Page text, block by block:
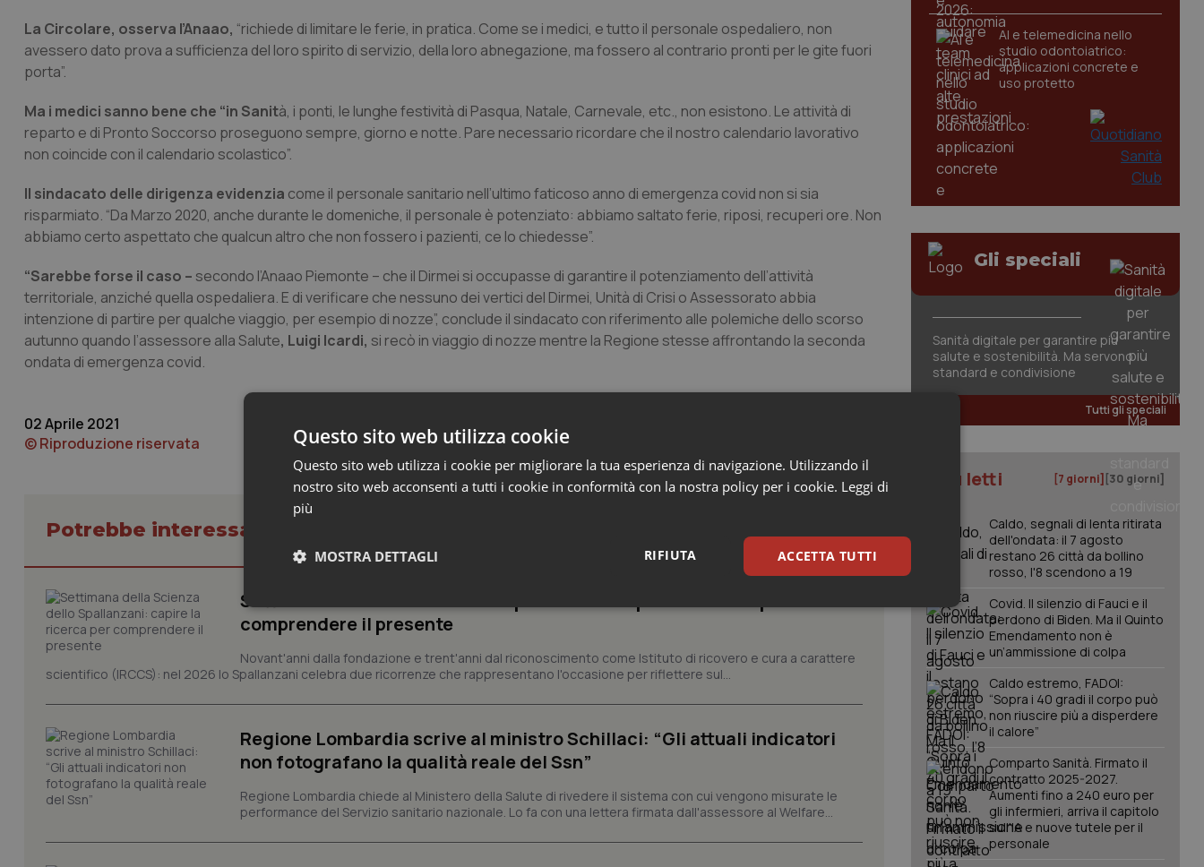
La Circolare, osserva l’Anaao, “richiede di limitare le ferie, in pratica. Come se i medici, e tutto il personale ospedaliero, non
avessero dato prova a sufficienza del loro spirito di servizio, della loro abnegazione, ma fossero al contrario pronti per le gite fuori
porta”.
Ma i medici sanno bene che “in Sanità, i ponti, le lunghe festività di Pasqua, Natale, Carnevale, etc., non esistono. Le attività di
reparto e di Pronto Soccorso proseguono sempre, giorno e notte. Pare necessario ricordare che il nostro calendario lavorativo
non coincide con il calendario scolastico”.
Il sindacato delle dirigenza evidenzia come il personale sanitario nell’ultimo faticoso anno di emergenza covid non si sia
risparmiato. “Da Marzo 2020, anche durante le domeniche, il personale è potenziato: abbiamo saltato ferie, riposi, recuperi ore. Non
abbiamo certo aspettato che qualcun altro che non fossero i pazienti, ce lo chiedesse”.
“Sarebbe forse il caso – secondo l’Anaao Piemonte – che il Dirmei si occupasse di garantire il potenziamento dell’attività
territoriale, anziché quella ospedaliera. E di verificare che nessuno dei vertici del Dirmei, Unità di Crisi o Assessorato abbia
intenzione di partire per qualche viaggio, per esempio di nozze”, conclude il sindacato con riferimento alle polemiche dello scorso
autunno quando l’assessore alla Salute, Luigi Icardi, si recò in viaggio di nozze mentre la Regione stesse affrontando la seconda
ondata di emergenza covid.
02 Aprile 2021
© Riproduzione riservata
Potrebbe interessarti in Piemonte
Settimana della Scienza dello Spallanzani: capire la ricerca per
comprendere il presente
Novant'anni dalla fondazione e trent'anni dal riconoscimento come Istituto di ricovero e cura a carattere
scientifico (IRCCS): nel 2026 lo Spallanzani celebra due ricorrenze che rappresentano l'occasione per riflettere sul...
Regione Lombardia scrive al ministro Schillaci: “Gli attuali indicatori
non fotografano la qualità reale del Ssn”
Regione Lombardia chiede al Ministero della Salute di rivedere il sistema con cui vengono misurate le
performance del Servizio sanitario nazionale. Lo fa con una lettera firmata dall'assessore al Welfare...
AI e telemedicina nello
studio odontoiatrico:
applicazioni concrete e
uso protetto
Gli speciali
Sanità digitale per garantire più
salute e sostenibilità. Ma servono
standard e condivisione
Tutti gli speciali
I più letti [7 giorni] [30 giorni]
Caldo, segnali di lenta ritirata
dell'ondata: il 7 agosto
restano 26 città da bollino
rosso, l'8 scendono a 19
Covid. Il silenzio di Fauci e il
perdono di Biden. Ma il Quinto
Emendamento non è
un’ammissione di colpa
Caldo estremo, FADOI:
“Sopra i 40 gradi il corpo può
non riuscire più a disperdere
il calore”
Comparto Sanità. Firmato il
contratto 2025-2027.
Aumenti fino a 240 euro per
gli infermieri, arriva il capitolo
sull'IA e nuove tutele per il
personale
Questo sito web utilizza cookie
Questo sito web utilizza i cookie per migliorare la tua esperienza di navigazione. Utilizzando il
nostro sito web acconsenti a tutti i cookie in conformità con la nostra policy per i cookie. Leggi di
più
ACCETTA TUTTI
RIFIUTA
MOSTRA DETTAGLI
Necessari Statistici Marketing
Necessari Statistici Marketing
I cookie necessari contribuiscono a rendere fruibile il sito web abilitandone funzionalità di base quali la navigazione sulle pagine
Nome
Fornitore / Dominio Scadenza
Descrizione